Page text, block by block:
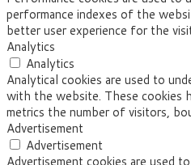
performance indexes of the
better user experience for the
Analytics
Analytics
Analytical cookies are used to
with the website. These cookies
metrics the number of visitors,
Advertisement
Advertisement
Advertisement cookies are used